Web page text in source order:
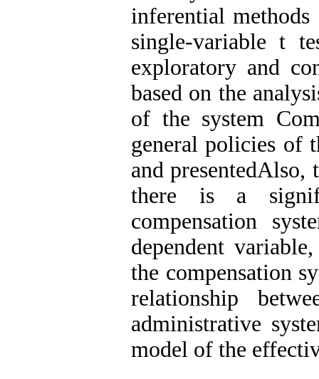
inferential
single-variable t
exploratory and
based on the
of the system
general policies of
and presentedAlso,
there is a
compensation
dependent
the compensation
relationship
administrative
model of the